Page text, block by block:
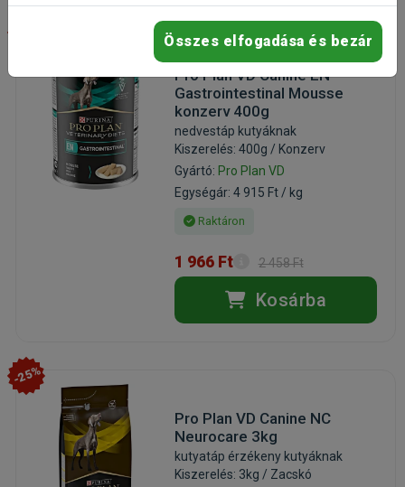
Pro Plan VD Canine EN
Gastrointestinal Mousse
konzerv 400g
nedvestáp kutyáknak
Kiszerelés: 400g / Konzerv
Gyártó: Pro Plan VD
Egységár: 4 915 Ft / kg
Raktáron
1 966 Ft 2 458 Ft
Kosárba
-25%
Pro Plan VD Canine NC
Neurocare 3kg
kutyatáp érzékeny kutyáknak
Kiszerelés: 3kg / Zacskó
Összes elfogadása és bezár